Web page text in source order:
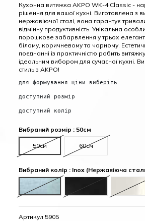
Кухонна витяжка AKPO WK-4 Classic -
рішення для вашої кухні. Виготовлена з
нержавіючої сталі, вона гарантує
відмінну продуктивність. Унікальна
порошкове забарвлення у трьох
білому, коричневому та чорному.
поєднанні із практичністю робить
ідеальним вибором для сучасної кухні.
стиль з AKPO!
для формування ціни виберіть
доступний розмір
доступний колір
Вибраний розмір : 50см
50см 60см
Вибраний колір : Inox (Нержавіюча
Inox (Нержавіюча сталь)
Black (Чорний)
Артикул 5905